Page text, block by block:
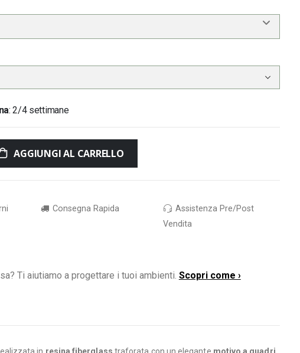
:2/4 settimane
AGGIUNGI AL CARRELLO
Consegna Rapida
Assistenza Pre/Post
Vendita
Ti aiutiamo a progettare i tuoi ambienti. Scopri come ›
in resina fiberglass traforata con un elegante motivo a quadri